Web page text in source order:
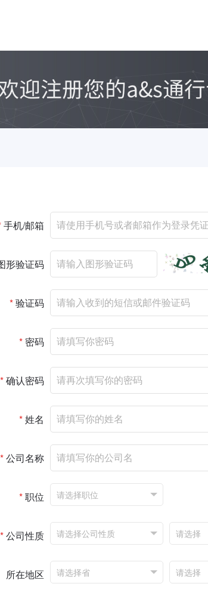
手机/邮箱
形验证码
*验证码
* 密码
*确认密码
*姓名
*公司名称
*职位
*公司性质
所在地区